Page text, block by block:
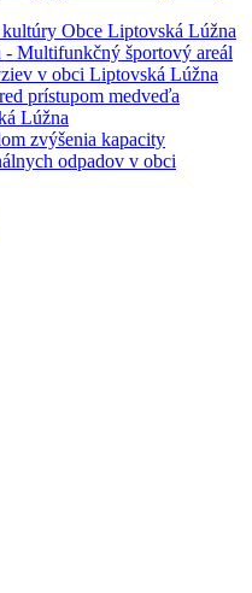
Obce Liptovská Lúžna
- Multifunkčný športový areál
v obci Liptovská Lúžna
prístupom medveďa
Lúžna
zvýšenia kapacity
odpadov v obci